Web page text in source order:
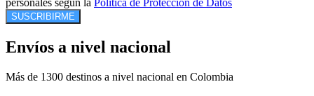
personales según la Política de Protección de Datos
SUSCRIBIRME
Envíos a nivel nacional
Más de 1300 destinos a nivel nacional en Colombia